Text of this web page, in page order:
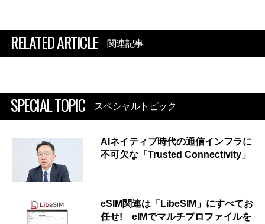
RELATED ARTICLE 関連記事
SPECIAL TOPIC スペシャルトピック
AIネイティブ時代の通信インフラに
不可欠な「Trusted Connectivity」
eSIM関連は「LibeSIM」にすべてお
任せ! eIMでマルチプロファイルを